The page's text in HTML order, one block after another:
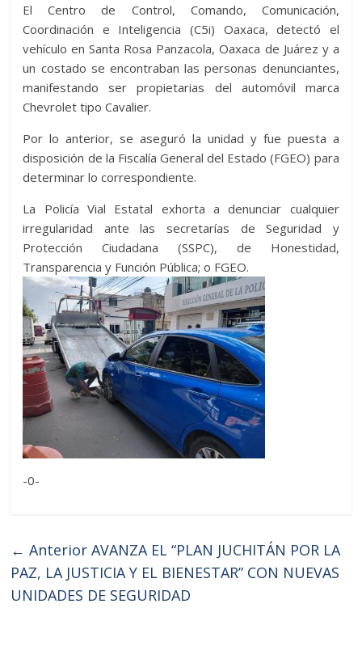
El Centro de Control, Comando, Comunicación,
Coordinación e Inteligencia (C5i) Oaxaca, detectó el
vehículo en Santa Rosa Panzacola, Oaxaca de Juárez y a
un costado se encontraban las personas denunciantes,
manifestando ser propietarias del automóvil marca
Chevrolet tipo Cavalier.
Por lo anterior, se aseguró la unidad y fue puesta a
disposición de la Fiscalía General del Estado (FGEO) para
determinar lo correspondiente.
La Policía Vial Estatal exhorta a denunciar cualquier
irregularidad ante las secretarías de Seguridad y
Protección Ciudadana (SSPC), de Honestidad,
Transparencia y Función Pública; o FGEO.
-0-
← Anterior AVANZA EL “PLAN JUCHITÁN POR LA
PAZ, LA JUSTICIA Y EL BIENESTAR” CON NUEVAS
UNIDADES DE SEGURIDAD